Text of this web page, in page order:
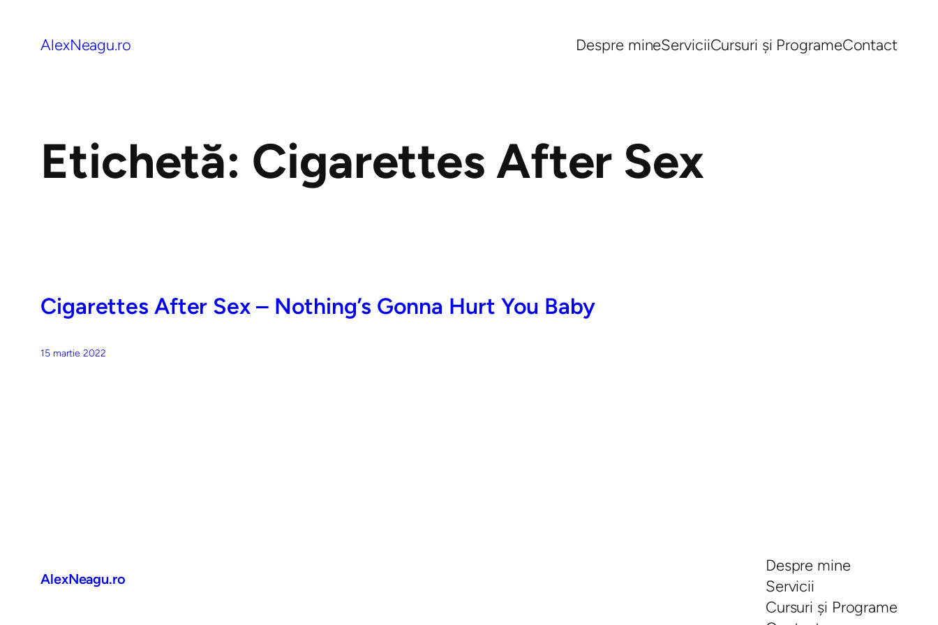
AlexNeagu.ro Despre mineServiciiCursuri și ProgrameContact
Etichetă: Cigarettes After Sex
Cigarettes After Sex – Nothing’s Gonna Hurt You Baby
15 martie 2022
AlexNeagu.ro
Despre mine
Servicii
Cursuri și Programe